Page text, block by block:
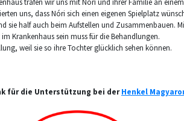
trafen wir uns mit Nóri und ihrer Familie an
uns, dass Nóri sich einen eigenen Spielplatz
sie half auch beim Aufstellen und Zusammenbauen.
Krankenhaus sein muss für die Behandlungen.
weil sie so ihre Tochter glücklich sehen können.
für die Unterstützung bei derHenkel